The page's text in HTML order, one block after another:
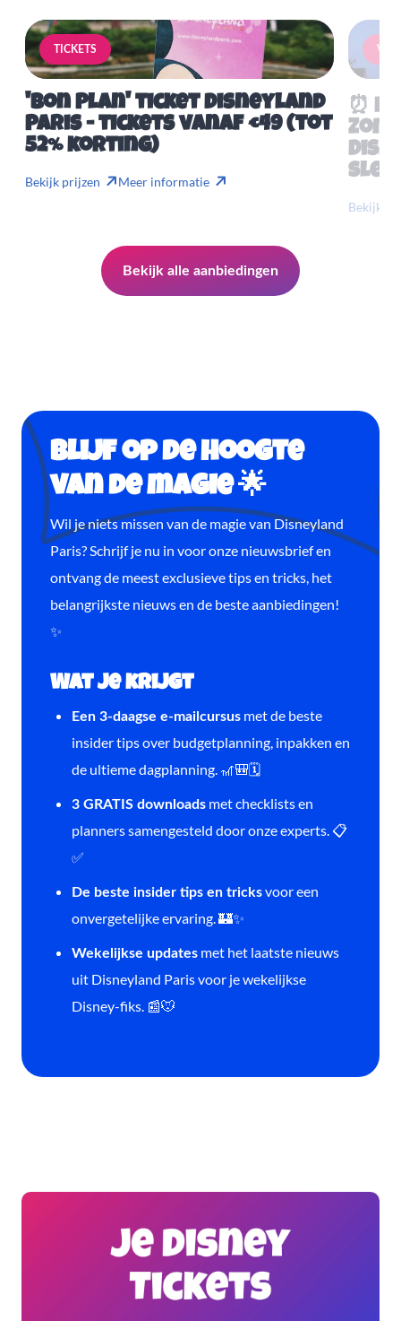
TICKETS
'Bon Plan' ticket Disneyland
Paris - tickets vanaf €49 (tot
52% korting)
Bekijk prijzen Meer informatie
⏰
Bekijk
Bekijk alle aanbiedingen
Blijf op de hoogte
van de magie 🌟
Wil je niets missen van de magie van Disneyland
Paris? Schrijf je nu in voor onze nieuwsbrief en
ontvang de meest exclusieve tips en tricks, het
belangrijkste nieuws en de beste aanbiedingen!
✨
Wat je krijgt
Een 3-daagse e-mailcursus met de beste
insider tips over budgetplanning, inpakken en
de ultieme dagplanning. 🎢🎒🗓️
3 GRATIS downloads met checklists en
planners samengesteld door onze experts. 📋
✅
De beste insider tips en tricksvoor een
onvergetelijke ervaring. 🏰✨
Wekelijkse updates met het laatste nieuws
uit Disneyland Paris voor je wekelijkse
Disney-fiks. 📰🐭